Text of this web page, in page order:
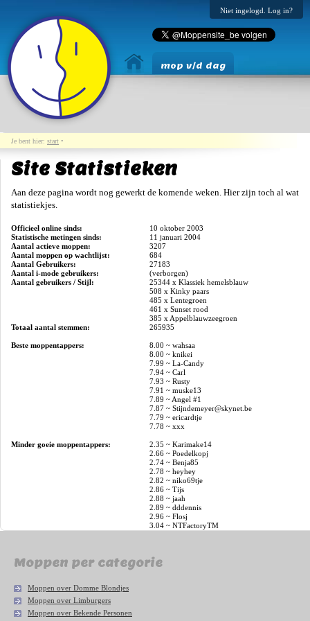
Niet ingelogd. Log in?
mop v/d dag
Je bent hier: start •
Site Statistieken
Aan deze pagina wordt nog gewerkt de komende weken. Hier zijn toch al wat
statistiekjes.
Officieel online sinds:
10 oktober 2003
Statistische metingen sinds:
11 januari 2004
Aantal actieve moppen:
3207
Aantal moppen op wachtlijst:
684
Aantal Gebruikers:
27183
Aantal i-mode gebruikers:
(verborgen)
Aantal gebruikers / Stijl:
25344 x Klassiek hemelsblauw
508 x Kinky paars
485 x Lentegroen
461 x Sunset rood
385 x Appelblauwzeegroen
Totaal aantal stemmen:
265935
Beste moppentappers:
8.00 ~ wahsaa
8.00 ~ knikei
7.99 ~ La-Candy
7.94 ~ Carl
7.93 ~ Rusty
7.91 ~ muske13
7.89 ~ Angel #1
7.87 ~ Stijndemeyer@skynet.be
7.79 ~ ericardtje
7.78 ~ xxx
Minder goeie moppentappers:
2.35 ~ Karimake14
2.66 ~ Poedelkopj
2.74 ~ Benja85
2.78 ~ heyhey
2.82 ~ niko69tje
2.86 ~ Tijs
2.88 ~ jaah
2.89 ~ dddennis
2.96 ~ Flosj
3.04 ~ NTFactoryTM
Moppen per categorie
Moppen over Domme Blondjes
Moppen over Limburgers
Moppen over Bekende Personen